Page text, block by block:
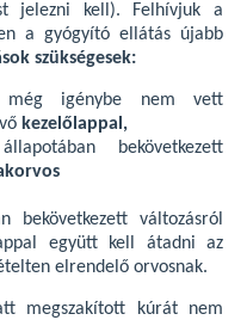
jelezni kell). Felhívjuk a
a gyógyító ellátás újabb
szükségesek:
igénybe nem vett
kezelőlappal,
bekövetkezett
bekövetkezett változásról
együtt kell átadni az
elrendelő orvosnak.
megszakított kúrát nem